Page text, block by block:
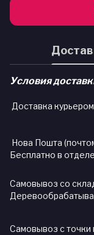
Условия
Доставка
Нова Пошта
Бесплатно в
Самовывоз со
Самовывоз с точки